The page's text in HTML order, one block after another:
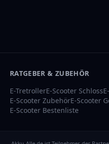
RATGEBER & ZUBEHÖR
E-TretrollerE-Scooter Schloss
E-Scooter ZubehörE-Scooter
E-Scooter Bestenliste